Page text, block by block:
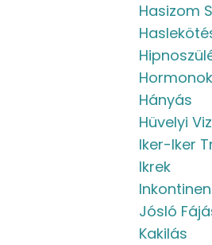
Hasizom
Hormonok
Hányás
Hüvelyi
Iker-Iker
Ikrek
Jósló
Kakilás